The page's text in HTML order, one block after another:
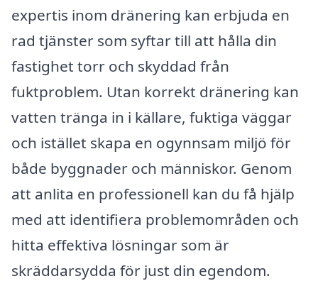
expertis inom dränering kan erbjuda en
rad tjänster som syftar till att hålla din
fastighet torr och skyddad från
fuktproblem. Utan korrekt dränering kan
vatten tränga in i källare, fuktiga väggar
och istället skapa en ogynnsam miljö för
både byggnader och människor. Genom
att anlita en professionell kan du få hjälp
med att identifiera problemområden och
hitta effektiva lösningar som är
skräddarsydda för just din egendom.